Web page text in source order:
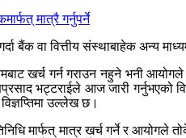
बैंक वा वित्तीय संस्थाबाहेक अन्य
खर्च गर्न गराउन नहुने भनी
भट्टराईले आज जारी
उल्लेख छ।
मार्फत् मात्र खर्च गर्ने र आयोगले